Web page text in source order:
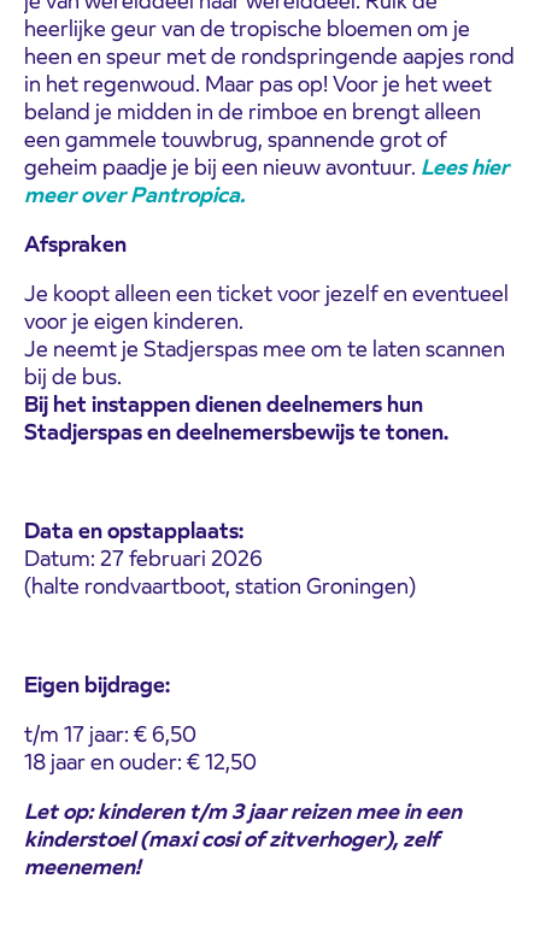
heerlijke geur van de tropische bloemen om je
heen en speur met de rondspringende aapjes rond
in het regenwoud. Maar pas op! Voor je het weet
beland je midden in de rimboe en brengt alleen
een gammele touwbrug, spannende grot of
geheim paadje je bij een nieuw avontuur. Lees hier
meer over Pantropica.
Afspraken
Je koopt alleen een ticket voor jezelf en eventueel
voor je eigen kinderen.
Je neemt je Stadjerspas mee om te laten scannen
bij de bus.
Bij het instappen dienen deelnemers hun
Stadjerspas en deelnemersbewijs te tonen.
Data en opstapplaats:
Datum: 27 februari 2026
(halte rondvaartboot, station Groningen)
Eigen bijdrage:
t/m 17 jaar: € 6,50
18 jaar en ouder: € 12,50
Let op: kinderen t/m 3 jaar reizen mee in een
kinderstoel (maxi cosi of zitverhoger), zelf
meenemen!